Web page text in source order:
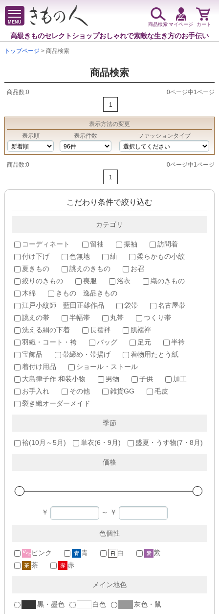
MENU
高級きものセレクトショップおしゃれで素敵な生き方のお手伝い
商品検索マイページ カート
トップページ > 商品検索
商品検索
商品数:0
0ページ中1ページ
1
表示方法の変更
表示順
表示件数 ファッションタイプ
商品数:0
0ページ中1ページ
1
こだわり条件で絞り込む
カテゴリ
コーディネート 留袖 振袖
訪問着
付け下げ
色無地 紬
柔らかもの小紋
夏きもの
誂えのきもの
お召
絞りのきもの
喪服 浴衣
織のきもの
木綿
きもの 逸品きもの
江戸小紋師 藍田正雄作品
袋帯
名古屋帯
誂えの帯
半幅帯 丸帯
つくり帯
洗える絹の下着
長襦袢
肌襦袢
羽織・コート・袴
バッグ 足元
半衿
宝飾品
帯締め・帯揚げ
着物用たとう紙
着付け用品
ショール・ストール
大島律子作 和装小物
男物 子供
加工
お手入れ
その他 雑貨GG
毛皮
裂き織オーダーメイド
季節
袷(10月～5月) 単衣(6・9月) 盛夏・うす物(7・8月)
価格
￥ ～ ￥
色個性
ピンク 青 白
紫
茶
赤
メイン地色
黒・墨色 白色
灰色・鼠